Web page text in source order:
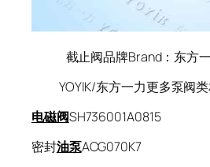
截止阀品牌Brand：东方一
YOYIK/东方一力更多泵阀类
电磁阀SH736001A0815
密封油泵ACG070K7